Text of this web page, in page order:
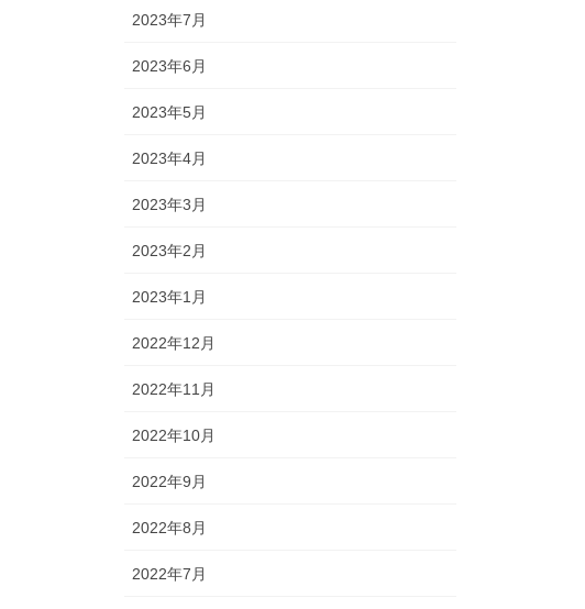
2023年7月
2023年6月
2023年5月
2023年4月
2023年3月
2023年2月
2023年1月
2022年12月
2022年11月
2022年10月
2022年9月
2022年8月
2022年7月